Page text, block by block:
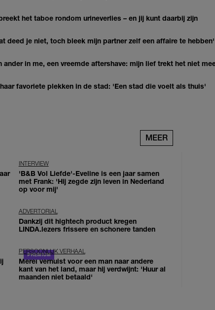
het taboe rondom urineverlies – en jij kunt daarbij zijn
deed je niet, toch bleek mijn partner zelf een affaire te hebben'
in me, een vreemde aftershave: mijn lief trekt het niet
favoriete plekken in de stad: 'Een stad die voelt als thuis'
MEER
INTERVIEW
'B&B Vol Liefde'-Eveline is een jaar samen
met Frank: 'Hij zegde zijn leven in Nederland
op voor mij'
ADVERTORIAL
Dankzij dit hightech product kregen
LINDA.lezers frissere en schonere tanden
PERSOONLIJK VERHAAL
Merel verhuist voor een man naar andere
kant van het land, maar hij verdwijnt: 'Huur al
maanden niet betaald'